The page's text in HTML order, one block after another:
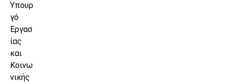
Υπουρ
γό
Εργασ
ίας
και
Κοινω
νικής